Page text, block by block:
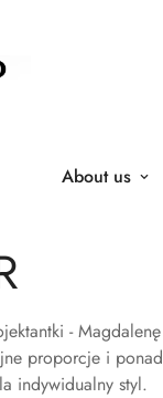
About us
-
proporcje i
indywidualny styl.